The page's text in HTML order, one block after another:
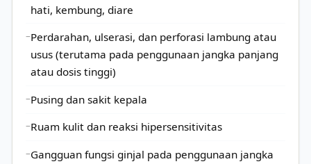
hati, kembung, diare
Perdarahan, ulserasi, dan perforasi lambung atau
usus (terutama pada penggunaan jangka panjang
atau dosis tinggi)
Pusing dan sakit kepala
Ruam kulit dan reaksi hipersensitivitas
Gangguan fungsi ginjal pada penggunaan jangka